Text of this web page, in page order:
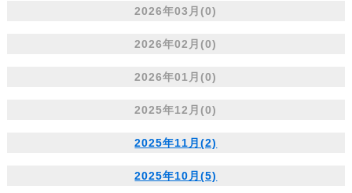
2026年03月(0)
2026年02月(0)
2026年01月(0)
2025年12月(0)
2025年11月(2)
2025年10月(5)